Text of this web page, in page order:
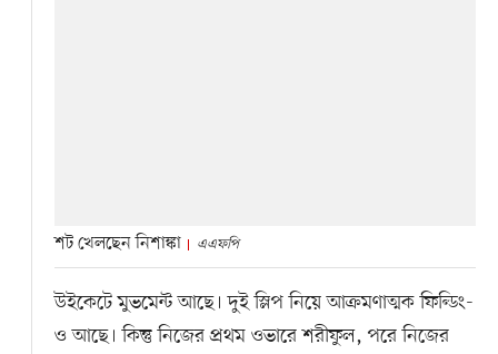
শট খেলছেন নিশাঙ্কা এএফপি
উইকেটে মুভমেন্ট আছে। দুই স্লিপ নিয়ে আক্রমণাত্মক ফিল্ডিং-
ও আছে। কিন্তু নিজের প্রথম ওভারে শরীফুল, পরে নিজের